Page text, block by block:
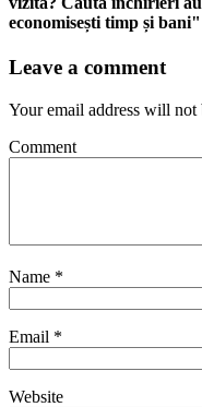
economisești timp și bani"
Leave a comment
Your email address will not
Comment
Name *
Email *
Website